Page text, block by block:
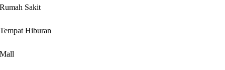
Rumah Sakit
Tempat Hiburan
Mall